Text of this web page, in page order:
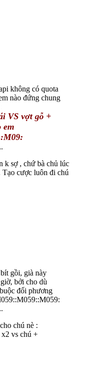
không có quota
nào đứng chung
VS vợt gỗ +
em
k sợ , chứ bà chủ lúc
cược luôn đi chú
gồi, già này
bởi cho dù
đối phương
chú nè :
vs chú +